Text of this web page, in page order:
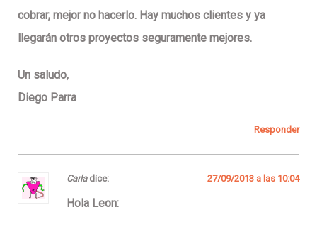
cobrar, mejor no hacerlo. Hay muchos clientes y ya
llegarán otros proyectos seguramente mejores.
Un saludo,
Diego Parra
Responder
Carla dice: 27/09/2013 a las 10:04
Hola Leon: